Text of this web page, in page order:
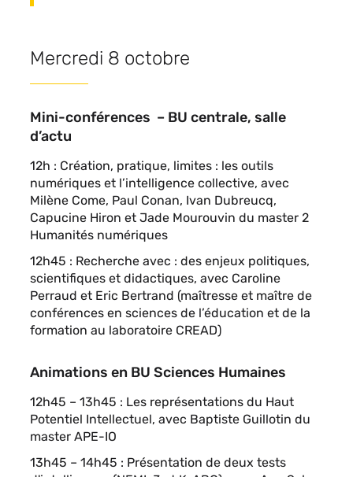
Mercredi 8 octobre
Mini-conférences – BU centrale, salle
d’actu
12h : Création, pratique, limites : les outils
numériques et l’intelligence collective, avec
Milène Come, Paul Conan, Ivan Dubreucq,
Capucine Hiron et Jade Mourouvin du master 2
Humanités numériques
12h45 : Recherche avec : des enjeux politiques,
scientifiques et didactiques, avec Caroline
Perraud et Eric Bertrand (maîtresse et maître de
conférences en sciences de l’éducation et de la
formation au laboratoire CREAD)
Animations en BU Sciences Humaines
12h45 – 13h45 : Les représentations du Haut
Potentiel Intellectuel, avec Baptiste Guillotin du
master APE-IO
13h45 – 14h45 : Présentation de deux tests